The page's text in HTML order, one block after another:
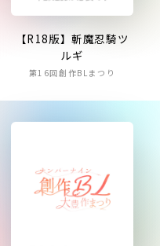
【R18版】斬魔忍騎ツ
ルギ
第16回創作BLまつり